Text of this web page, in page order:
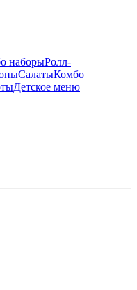
наборыРолл-
СалатыКомбо
Детское меню